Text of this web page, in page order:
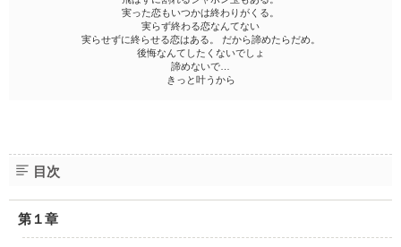
実った恋もいつかは終わりがくる。
実らず終わる恋なんてない
実らせずに終らせる恋はある。 だから諦めたらだめ。
後悔なんてしたくないでしょ
諦めないで…
きっと叶うから
目次
第１章